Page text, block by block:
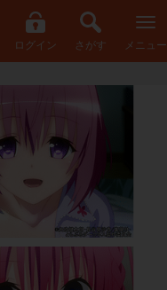
ログイン さがす メニュー